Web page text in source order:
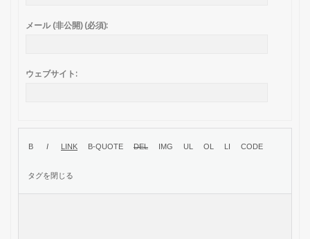
メール (非公開) (必須):
ウェブサイト: